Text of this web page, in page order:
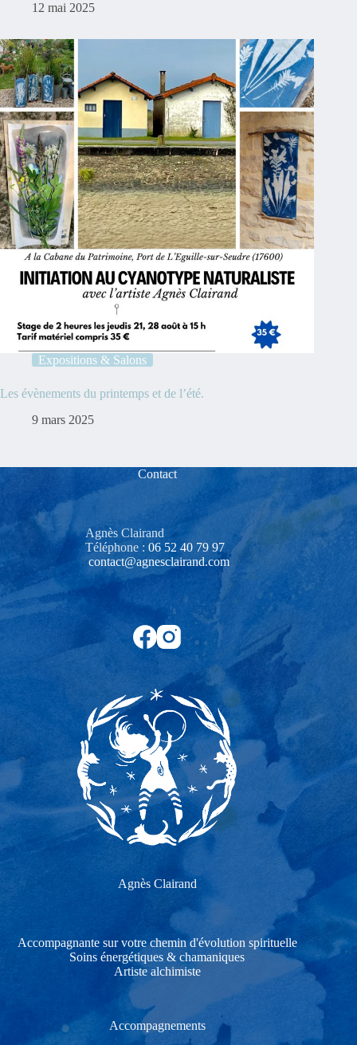
12 mai 2025
Expositions & Salons
Les évènements du printemps et de l’été.
9 mars 2025
Contact
Agnès Clairand
Téléphone : 06 52 40 79 97‬
contact@agnesclairand.com
Agnès Clairand
Accompagnante sur votre chemin d'évolution spirituelle
Soins énergétiques & chamaniques
Artiste alchimiste
Accompagnements